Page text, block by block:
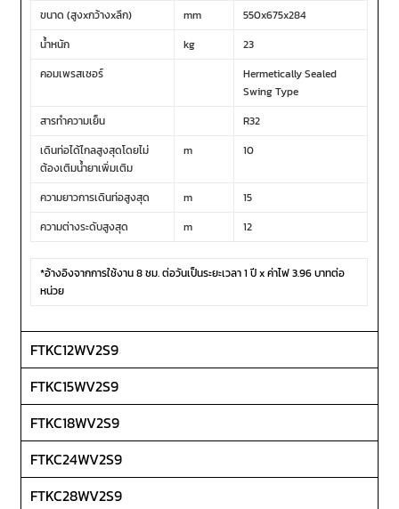
ขนาด (สูงxกว้างxลึก)
mm
550x675x284
น้ำหนัก
kg
23
คอมเพรสเซอร์
Hermetically Sealed
Swing Type
สารทำความเย็น
R32
เดินท่อได้ไกลสูงสุดโดยไม่
ต้องเติมน้ำยาเพิ่มเติม
m 10
ความยาวการเดินท่อสูงสุด m
15
ความต่างระดับสูงสุด
m 12
*อ้างอิงจากการใช้งาน 8 ชม. ต่อวันเป็นระยะเวลา 1 ปี x ค่าไฟ 3.96 บาทต่อ
หน่วย
FTKC12WV2S9
FTKC15WV2S9
FTKC18WV2S9
FTKC24WV2S9
FTKC28WV2S9